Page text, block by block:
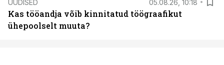
UUDISED 05.08.26, 10:18
Kas tööandja võib kinnitatud töögraafikut
ühepoolselt muuta?